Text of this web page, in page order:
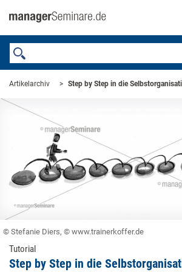
Artikelarchiv Step by Step in die
© Stefanie Diers, © www.trainerkoffer.de
Tutorial
Step by Step in die